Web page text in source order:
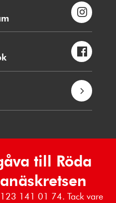
till Röda
141 01 74. Tack vare